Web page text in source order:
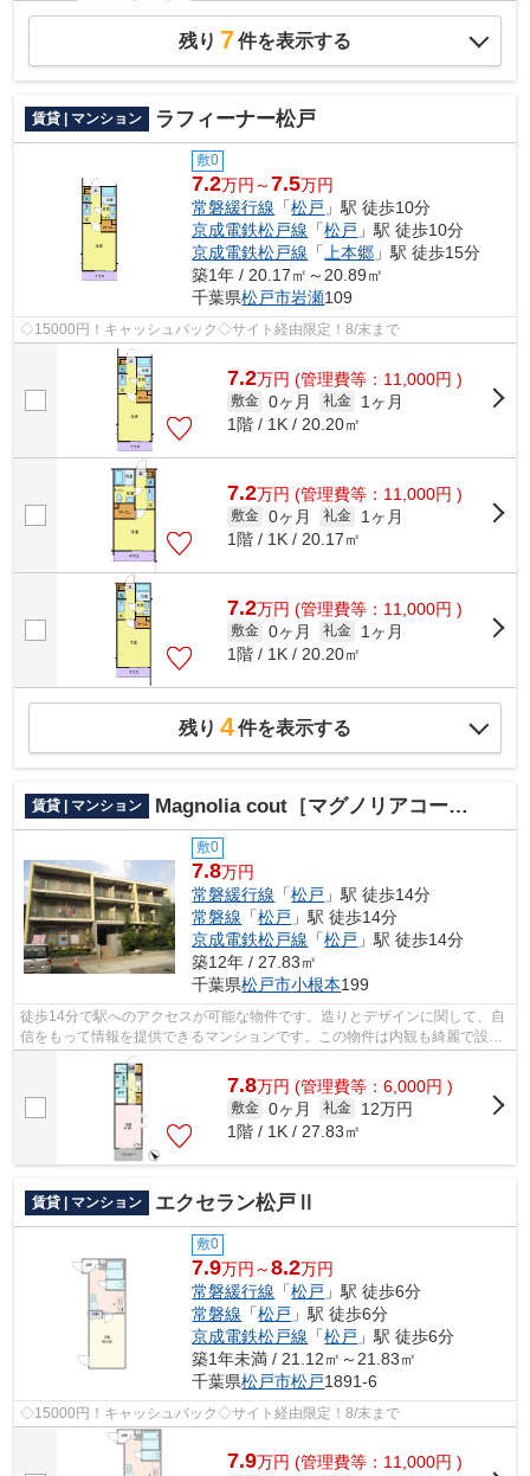
残り 7件を表示する
賃貸 | マンション ラフィーナー松戸
敷0
7.2万円～7.5万円
常磐緩行線 「松戸 」駅 徒歩10分
京成電鉄松戸線 「松戸 」駅 徒歩10分
京成電鉄松戸線 「上本郷 」駅 徒歩15分
築1年 / 20.17㎡～20.89㎡
千葉県松戸市岩瀬109
◇15000円！キャッシュバック◇サイト経由限定！8/末まで
7.2万円 (管理費等：11,000円 )
敷金 0ヶ月 礼金
1ヶ月
1階 / 1K / 20.20㎡
7.2万円 (管理費等：11,000円 )
敷金 0ヶ月 礼金
1ヶ月
1階 / 1K / 20.17㎡
7.2万円 (管理費等：11,000円 )
敷金 0ヶ月 礼金
1ヶ月
1階 / 1K / 20.20㎡
残り 4件を表示する
賃貸 | マンション Magnolia cout［マグノリアコート］ Ⅱ
敷0
7.8万円
常磐緩行線 「松戸 」駅 徒歩14分
常磐線 「松戸 」駅 徒歩14分
京成電鉄松戸線 「松戸 」駅 徒歩14分
築12年 / 27.83㎡
千葉県松戸市小根本199
徒歩14分で駅へのアクセスが可能な物件です。造りとデザインに関して、自
信をもって情報を提供できるマンションです。この物件は内観も綺麗で設備
も充実した、2014年築となっています...
7.8万円 (管理費等：6,000円 )
敷金 0ヶ月 礼金
12万円
1階 / 1K / 27.83㎡
賃貸 | マンション エクセラン松戸Ⅱ
敷0
7.9万円～8.2万円
常磐緩行線 「松戸 」駅 徒歩6分
常磐線 「松戸 」駅 徒歩6分
京成電鉄松戸線 「松戸 」駅 徒歩6分
築1年未満 / 21.12㎡～21.83㎡
千葉県松戸市松戸1891-6
◇15000円！キャッシュバック◇サイト経由限定！8/末まで
7.9万円 (管理費等：11,000円 )